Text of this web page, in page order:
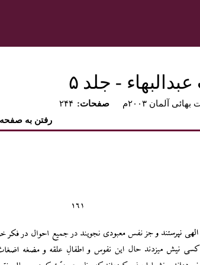
- جلد ۵
۲۴۴ :صفحات آلمان ۲۰۰۳م
رفتن به